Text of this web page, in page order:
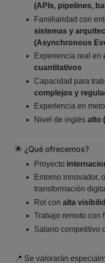
(APIs, pipelines,
Familiaridad con
sistemas y
(Asynchronous
Experiencia real en
cuantitativos
Capacidad para
complejos y
Experiencia en
Nivel de inglés alto
🌟 ¿Qué ofrecemos?
Proyecto
Entorno innovador,
transformación digital
Rol con alta
Trabajo remoto con
Salario competitivo
📍 Se valorarán